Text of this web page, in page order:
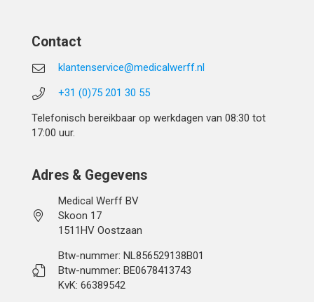
Contact
klantenservice@medicalwerff.nl
+31 (0)75 201 30 55
Telefonisch bereikbaar op werkdagen van 08:30 tot
17:00 uur.
Adres & Gegevens
Medical Werff BV
Skoon 17
1511HV Oostzaan
Btw-nummer: NL856529138B01
Btw-nummer: BE0678413743
KvK: 66389542